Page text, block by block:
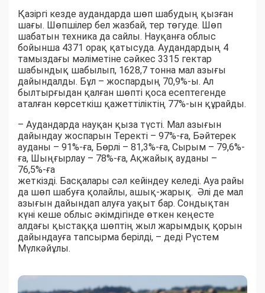
Қазіргі кезде аудандарда шөп шабудың қызған
шағы. Шөпшілер бел жазбай, тер төгуде. Шөп
шабатын техника да сайлы. Науқанға облыс
бойынша 4371 орақ қатысуда. Аудандардың 4
тамыздағы мәліметіне сәйкес 3315 гектар
шабындық шабылып, 1628,7 тонна мал азығы
дайындалды. Бұл – жоспардың 70,9%-ы. Ал
былтырғыдан қалған шөпті қоса есептегенде
аталған көрсеткіш қажеттіліктің 77%-ын құрайды.
– Аудандарда науқан қыза түсті. Мал азығын
дайындау жоспарын Теректі – 97%-ға, Бәйтерек
ауданы – 91%-ға, Бөрлі – 81,3%-ға, Сырым – 79,6%-
ға, Шыңғырлау – 78%-ға, Ақжайық ауданы –
76,5%-ға
жеткізді. Басқалары сәл кейіндеу келеді. Ауа райы
да шөп шабуға қолайлы, ашық-жарық. Әлі де мал
азығын дайындап алуға уақыт бар. Сондықтан
күні кеше облыс әкімдігінде өткен кеңесте
алдағы қыстаққа шөптің жыл жарымдық қорын
дайындауға тапсырма берілді, – деді Рүстем
Мүлкәйұлы.